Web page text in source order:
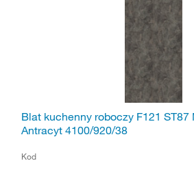
Blat kuchenny roboczy F121 ST87
Antracyt 4100/920/38
Kod